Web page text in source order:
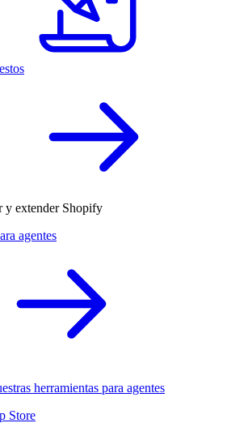
y extender Shopify
agentes
herramientas para agentes
Store